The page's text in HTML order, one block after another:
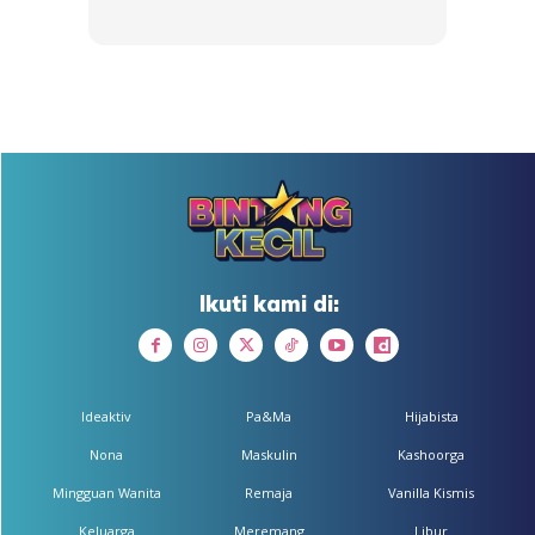
The right way to make her listen to you is by listening
. Kita tidak boleh harapkan anak patuh setiap
arahan kita kerana Allah tidak menjadikan ia berlaku
demikian. Ingatlah anak belajar dengan meniru setiap
perbuatan kita. Buktinya boleh dilihat apabila dia melayani
Ikuti kami di:
Ideaktiv
Nona
Mingguan Wanita
Keluarga
Pa&Ma
Maskulin
Remaja
Meremang
Hijabista
Kashoorga
Vanilla Kismis
Libur